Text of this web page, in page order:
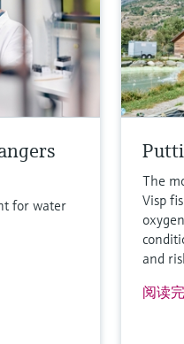
for water
The
Visp
and
阅读